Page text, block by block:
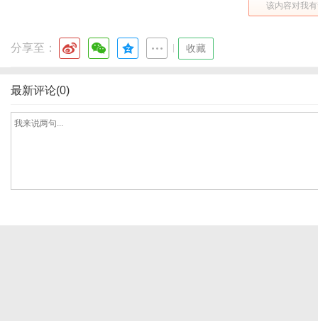
该内容对我
分享至： 收藏
最新评论(0)